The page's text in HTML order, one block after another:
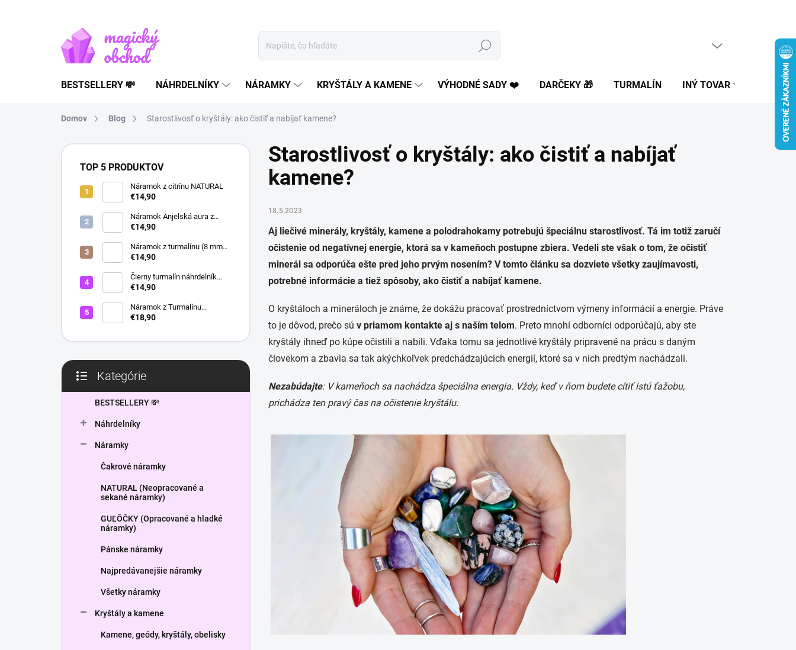
Hľadať
BESTSELLERY 💸 NÁHRDELNÍKY NÁRAMKY KRYŠTÁLY A KAMENE VÝHODNÉ SADY ❤️ DARČEKY 🎁 TURMALÍN INÝ TOVAR
Domov Blog Starostlivosť o kryštály: ako čistiť a nabíjať kamene?
B
TOP 5 PRODUKTOV
Náramok z citrínu NATURAL
€14,90
Náramok Anjelská aura z
horského krištáľu | liečivý
€14,90
Náramok z turmalínu (8 mm
guľôčky) - Ochranný kameň
€14,90
Čierny turmalín náhrdelník
HEXAGON
€14,90
Náramok z Turmalínu
NATURAL - ochranný kameň
€18,90
kategórie
Kategórie
BESTSELLERY 💸
Náhrdelníky
Náramky
Čakrové náramky
NATURAL (Neopracované a
sekané náramky)
GUĽÔČKY (Opracované a hladké
náramky)
Pánske náramky
Najpredávanejšie náramky
Všetky náramky
Kryštály a kamene
Kamene, geódy, kryštály, obelisky
Starostlivosť o kryštály: ako čistiť a nabíjať
kamene?
18.5.2023
Aj liečivé minerály, kryštály, kamene a polodrahokamy potrebujú špeciálnu starostlivosť. Tá im totiž zaručí
očistenie od negatívnej energie, ktorá sa v kameňoch postupne zbiera. Vedeli ste však o tom, že očistiť
minerál sa odporúča ešte pred jeho prvým nosením? V tomto článku sa dozviete všetky zaujímavosti,
potrebné informácie a tiež spôsoby, ako čistiť a nabíjať kamene.
O kryštáloch a mineráloch je známe, že dokážu pracovať prostredníctvom výmeny informácií a energie. Práve
to je dôvod, prečo sú v priamom kontakte aj s naším telom. Preto mnohí odborníci odporúčajú, aby ste
kryštály ihneď po kúpe očistili a nabili. Vďaka tomu sa jednotlivé kryštály pripravené na prácu s daným
človekom a zbavia sa tak akýchkoľvek predchádzajúcich energií, ktoré sa v nich predtým nachádzali.
Nezabúdajte: V kameňoch sa nachádza špeciálna energia. Vždy, keď v ňom budete cítiť istú ťažobu,
prichádza ten pravý čas na očistenie kryštálu.